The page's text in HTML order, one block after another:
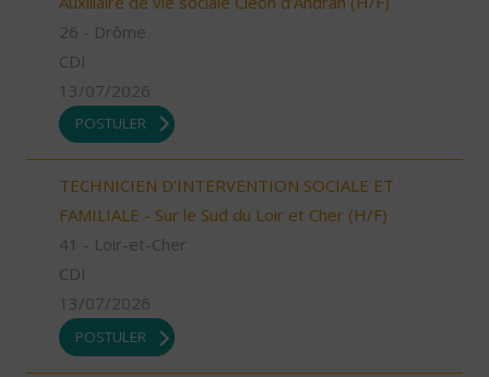
26 - Drôme
CDI
13/07/2026
POSTULER
TECHNICIEN D’INTERVENTION SOCIALE ET
FAMILIALE - Sur le Sud du Loir et Cher (H/F)
41 - Loir-et-Cher
CDI
13/07/2026
POSTULER